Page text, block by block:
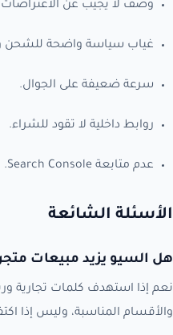
وصف لا يجيب عن
غياب سياسة واضحة للشحن
سرعة ضعيفة على الجوال.
روابط داخلية لا تقود للشراء.
عدم متابعة Search Console.
الأسئلة الشائعة
هل السيو يزيد مبيعات
نعم إذا استهدف كلمات تجارية
والأقسام المناسبة، وليس إذا